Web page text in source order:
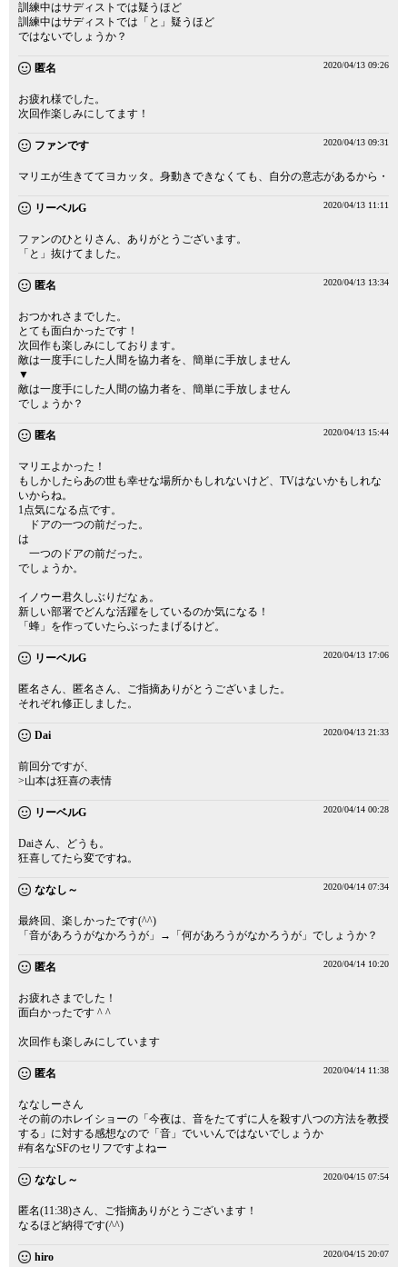
訓練中はサディストでは疑うほど
訓練中はサディストでは「と」疑うほど
ではないでしょうか？
匿名 2020/04/13 09:26
お疲れ様でした。
次回作楽しみにしてます！
ファンです 2020/04/13 09:31
マリエが生きててヨカッタ。身動きできなくても、自分の意志があるから・
リーベルG 2020/04/13 11:11
ファンのひとりさん、ありがとうございます。
「と」抜けてました。
匿名 2020/04/13 13:34
おつかれさまでした。
とても面白かったです！
次回作も楽しみにしております。
敵は一度手にした人間を協力者を、簡単に手放しません
▼
敵は一度手にした人間の協力者を、簡単に手放しません
でしょうか？
匿名 2020/04/13 15:44
マリエよかった！
もしかしたらあの世も幸せな場所かもしれないけど、TVはないかもしれな
いからね。
1点気になる点です。
ドアの一つの前だった。
は
一つのドアの前だった。
でしょうか。
イノウー君久しぶりだなぁ。
新しい部署でどんな活躍をしているのか気になる！
「蜂」を作っていたらぶったまげるけど。
リーベルG 2020/04/13 17:06
匿名さん、匿名さん、ご指摘ありがとうございました。
それぞれ修正しました。
Dai 2020/04/13 21:33
前回分ですが、
>山本は狂喜の表情
リーベルG 2020/04/14 00:28
Daiさん、どうも。
狂喜してたら変ですね。
ななし～ 2020/04/14 07:34
最終回、楽しかったです(^^)
「音があろうがなかろうが」→「何があろうがなかろうが」でしょうか？
匿名 2020/04/14 10:20
お疲れさまでした！
面白かったです ^ ^
次回作も楽しみにしています
匿名 2020/04/14 11:38
ななしーさん
その前のホレイショーの「今夜は、音をたてずに人を殺す八つの方法を教授
する」に対する感想なので「音」でいいんではないでしょうか
#有名なSFのセリフですよねー
ななし～ 2020/04/15 07:54
匿名(11:38)さん、ご指摘ありがとうございます！
なるほど納得です(^^)
hiro 2020/04/15 20:07